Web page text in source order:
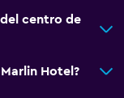
centro de
Hotel?